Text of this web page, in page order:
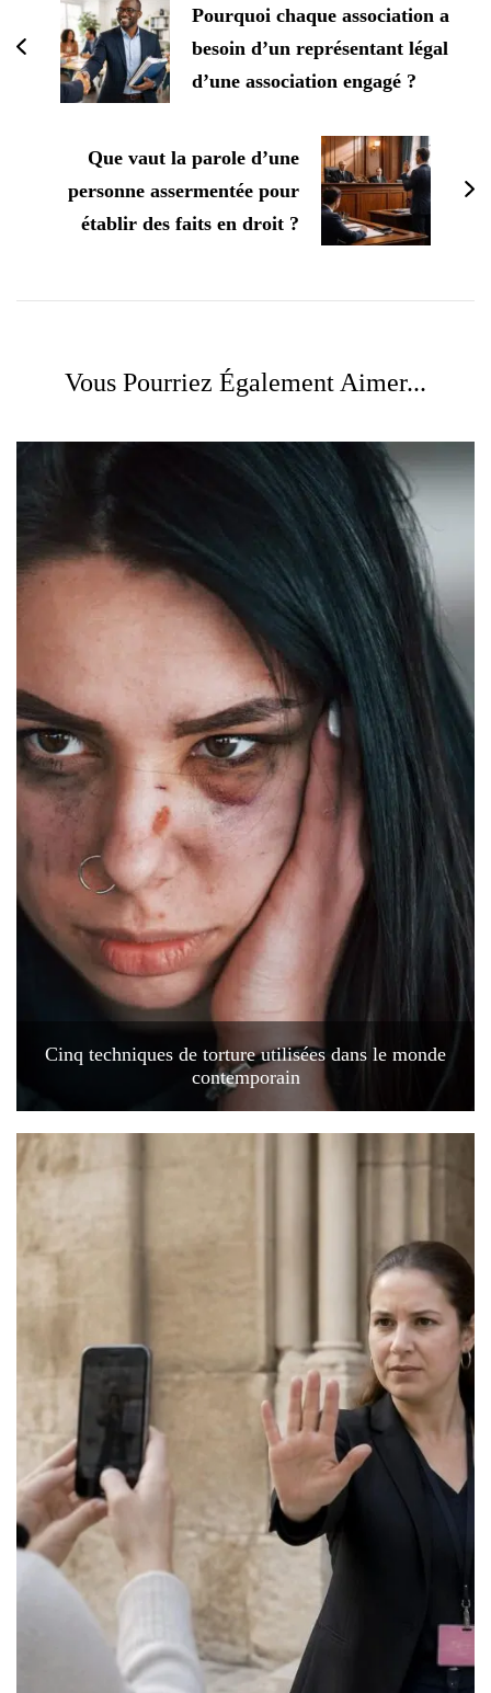
Pourquoi chaque association a
besoin d’un représentant légal
d’une association engagé ?
Que vaut la parole d’une
personne assermentée pour
établir des faits en droit ?
Vous Pourriez Également Aimer...
Cinq techniques de torture utilisées dans le monde
contemporain